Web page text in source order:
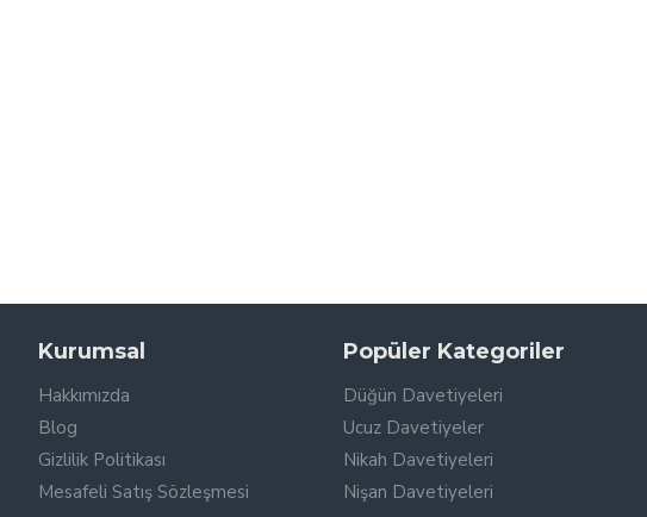
Kurumsal
Hakkımızda
Blog
Gizlilik Politikası
Mesafeli Satış Sözleşmesi
Popüler Kategoriler
Düğün Davetiyeleri
Ucuz Davetiyeler
Nikah Davetiyeleri
Nişan Davetiyeleri